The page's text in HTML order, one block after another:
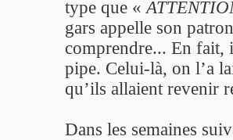
type que «
gars appelle son
comprendre... En fait,
pipe. Celui-là, on l’a
qu’ils allaient revenir
Dans les semaines